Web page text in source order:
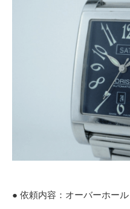
● 依頼内容：オーバーホール